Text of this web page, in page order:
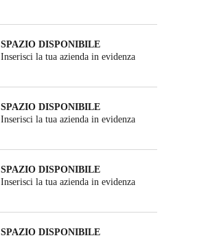
SPAZIO DISPONIBILE
Inserisci la tua azienda in evidenza
SPAZIO DISPONIBILE
Inserisci la tua azienda in evidenza
SPAZIO DISPONIBILE
Inserisci la tua azienda in evidenza
SPAZIO DISPONIBILE